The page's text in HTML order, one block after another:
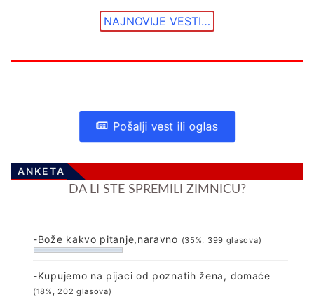
NAJNOVIJE VESTI…
Pošalji vest ili oglas
ANKETA
DA LI STE SPREMILI ZIMNICU?
-Bože kakvo pitanje,naravno (35%, 399 glasova)
-Kupujemo na pijaci od poznatih žena, domaće
(18%, 202 glasova)